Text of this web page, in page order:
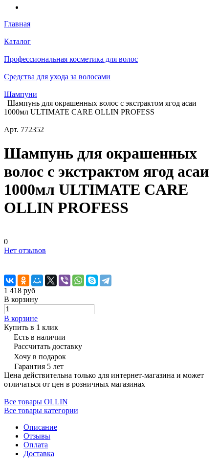
Главная
Каталог
Профессиональная косметика для волос
Средства для ухода за волосами
Шампуни
Шампунь для окрашенных волос с экстрактом ягод асаи
1000мл ULTIMATE CARE OLLIN PROFESS
Арт. 772352
Шампунь для окрашенных
волос с экстрактом ягод асаи
1000мл ULTIMATE CARE
OLLIN PROFESS
0
Нет отзывов
1 418 руб
В корзину
В корзине
Купить в 1 клик
Есть в наличии
Рассчитать доставку
Хочу в подарок
Гарантия 5 лет
Цена действительна только для интернет-магазина и может
отличаться от цен в розничных магазинах
Все товары OLLIN
Все товары категории
Описание
Отзывы
Оплата
Доставка